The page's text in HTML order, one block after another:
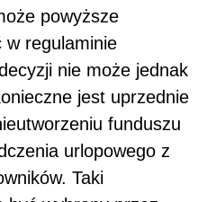
powyższe
w regulaminie
nie może jednak
jest uprzednie
funduszu
urlopowego z
Taki